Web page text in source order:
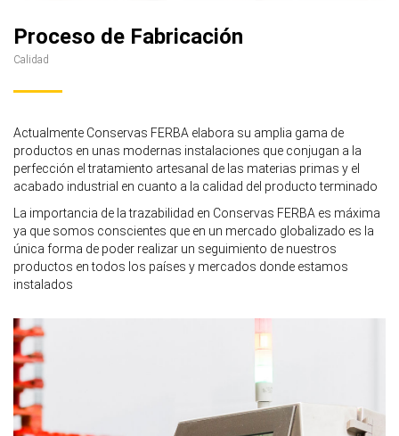
Proceso de Fabricación
Calidad
Actualmente Conservas FERBA elabora su amplia gama de
productos en unas modernas instalaciones que conjugan a la
perfección el tratamiento artesanal de las materias primas y el
acabado industrial en cuanto a la calidad del producto terminado
La importancia de la trazabilidad en Conservas FERBA es máxima
ya que somos conscientes que en un mercado globalizado es la
única forma de poder realizar un seguimiento de nuestros
productos en todos los países y mercados donde estamos
instalados